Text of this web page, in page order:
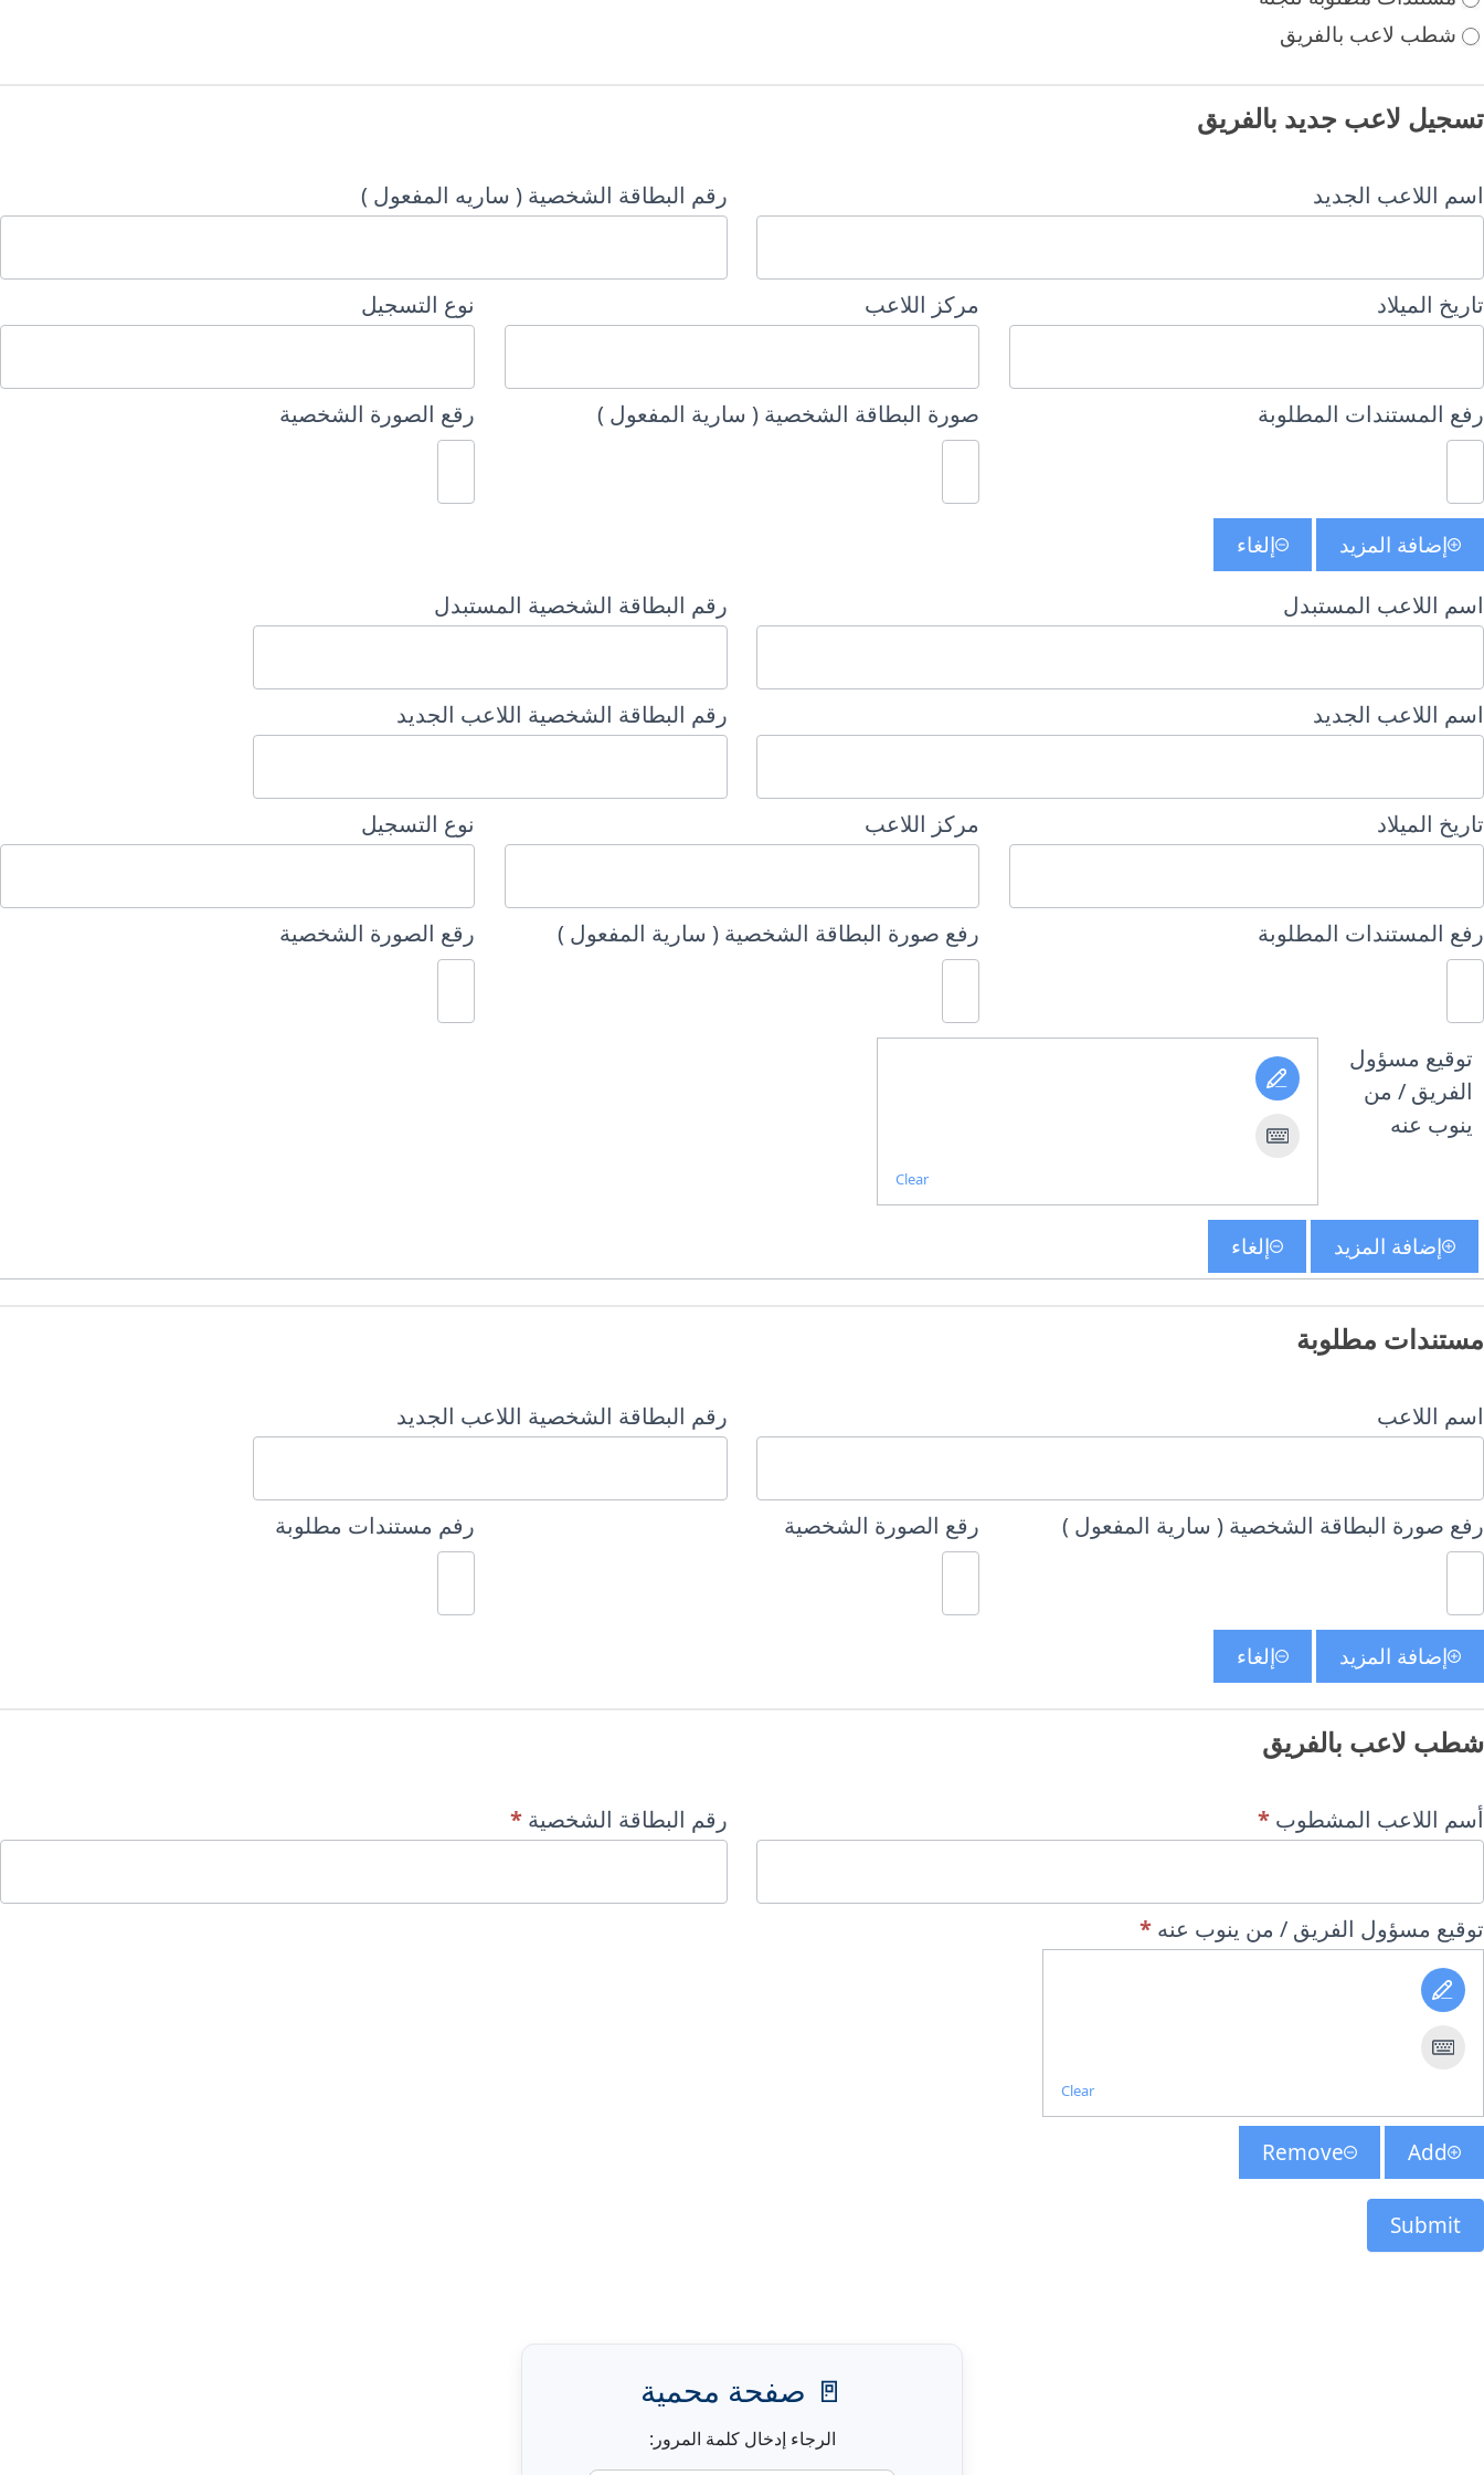
شطب لاعب بالفريق
تسجيل لاعب جديد بالفريق
اسم اللاعب الجديد رقم البطاقة الشخصية ( ساريه المفعول )
تاريخ الميلاد مركز اللاعب نوع التسجيل
رفع المستندات المطلوبة صورة البطاقة الشخصية ( سارية المفعول ) رقع الصورة الشخصية
إضافة المزيد إلغاء
اسم اللاعب المستبدل رقم البطاقة الشخصية المستبدل
اسم اللاعب الجديد رقم البطاقة الشخصية اللاعب الجديد
تاريخ الميلاد مركز اللاعب نوع التسجيل
رفع المستندات المطلوبة رفع صورة البطاقة الشخصية ( سارية المفعول ) رقع الصورة الشخصية
توقيع مسؤول
الفريق / من
ينوب عنه
Clear
إضافة المزيد إلغاء
مستندات مطلوبة
اسم اللاعب رقم البطاقة الشخصية اللاعب الجديد
رفع صورة البطاقة الشخصية ( سارية المفعول ) رقع الصورة الشخصية رفم مستندات مطلوبة
إضافة المزيد إلغاء
شطب لاعب بالفريق
أسم اللاعب المشطوب * رقم البطاقة الشخصية*
توقيع مسؤول الفريق / من ينوب عنه *
Clear
Add
Remove
Submit
🚪 صفحة محمية
الرجاء إدخال كلمة المرور: